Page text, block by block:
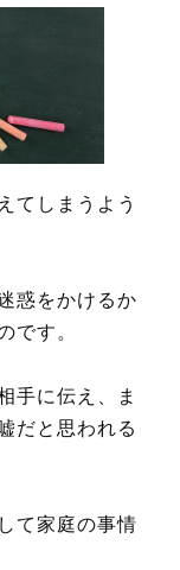
てしまうよう
惑をかけるか
です。
手に伝え、ま
だと思われる
て家庭の事情